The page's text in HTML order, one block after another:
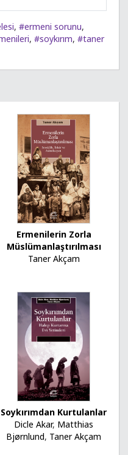
, #ermeni sorunu,
, #soykırım, #taner
Ermenilerin Zorla
Müslümanlaştırılması
Taner Akçam
Soykırımdan Kurtulanlar
Dicle Akar, Matthias
Bjørnlund, Taner Akçam